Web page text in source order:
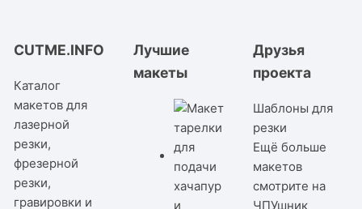
CUTME.INFO
Каталог
макетов для
лазерной
резки,
фрезерной
резки,
гравировки и
Лучшие
макеты
Друзья
проекта
Шаблоны для
резки
Ещё больше
макетов
смотрите на
ЧПУшник